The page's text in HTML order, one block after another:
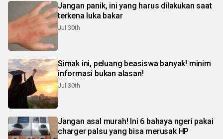
Jangan panik, ini yang harus dilakukan saat
terkena luka bakar
Jul 30th
Simak ini, peluang beasiswa banyak! minim
informasi bukan alasan!
Jul 30th
Jangan asal murah! Ini 6 bahaya ngeri pakai
charger palsu yang bisa merusak HP